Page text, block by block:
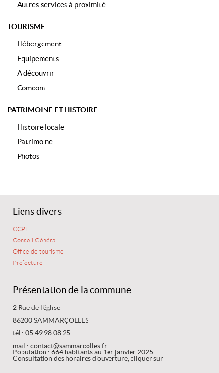
Autres services à proximité
TOURISME
Hébergement
Equipements
A découvrir
Comcom
PATRIMOINE ET HISTOIRE
Histoire locale
Patrimoine
Photos
Liens divers
CCPL
Conseil Général
Office de tourisme
Préfecture
Présentation de la commune
2 Rue de l'église
86200 SAMMARÇOLLES
tél : 05 49 98 08 25
mail : contact@sammarcolles.fr
Population : 664 habitants au 1er janvier 2025
Consultation des horaires d'ouverture, cliquer sur